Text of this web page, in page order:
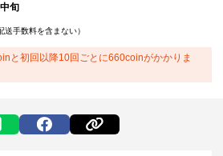
旬
送手数料を含まない）
と初回以降10回ごとに660coinがかかりま